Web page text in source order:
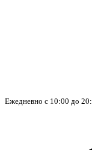
Ежедневно с 10:00 до